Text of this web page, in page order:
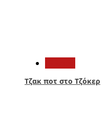
Τζακ ποτ στο Τζόκερ